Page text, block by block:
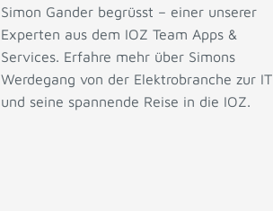
Simon Gander begrüsst – einer unserer
Experten aus dem IOZ Team Apps &
Services. Erfahre mehr über Simons
Werdegang von der Elektrobranche zur IT
und seine spannende Reise in die IOZ.